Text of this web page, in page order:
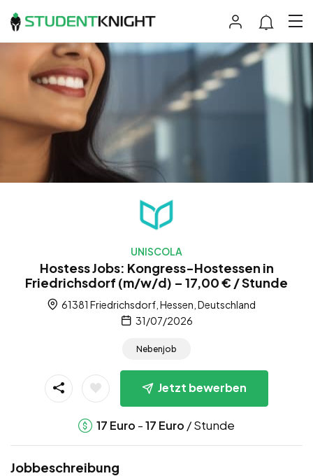
UNISCOLA
Hostess Jobs: Kongress-Hostessen in
Friedrichsdorf (m/w/d) – 17,00 € / Stunde
61381 Friedrichsdorf, Hessen, Deutschland
31/07/2026
Nebenjob
Jetzt bewerben
17 Euro -17 Euro / Stunde
Jobbeschreibung